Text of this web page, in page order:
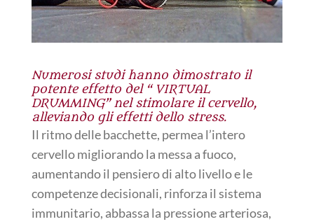
Numerosi studi hanno dimostrato il
potente effetto del “ VIRTUAL
DRUMMING” nel stimolare il cervello,
alleviando gli effetti dello stress.
Il ritmo delle bacchette, permea l’intero
cervello migliorando la messa a fuoco,
aumentando il pensiero di alto livello e le
competenze decisionali, rinforza il sistema
immunitario, abbassa la pressione arteriosa,